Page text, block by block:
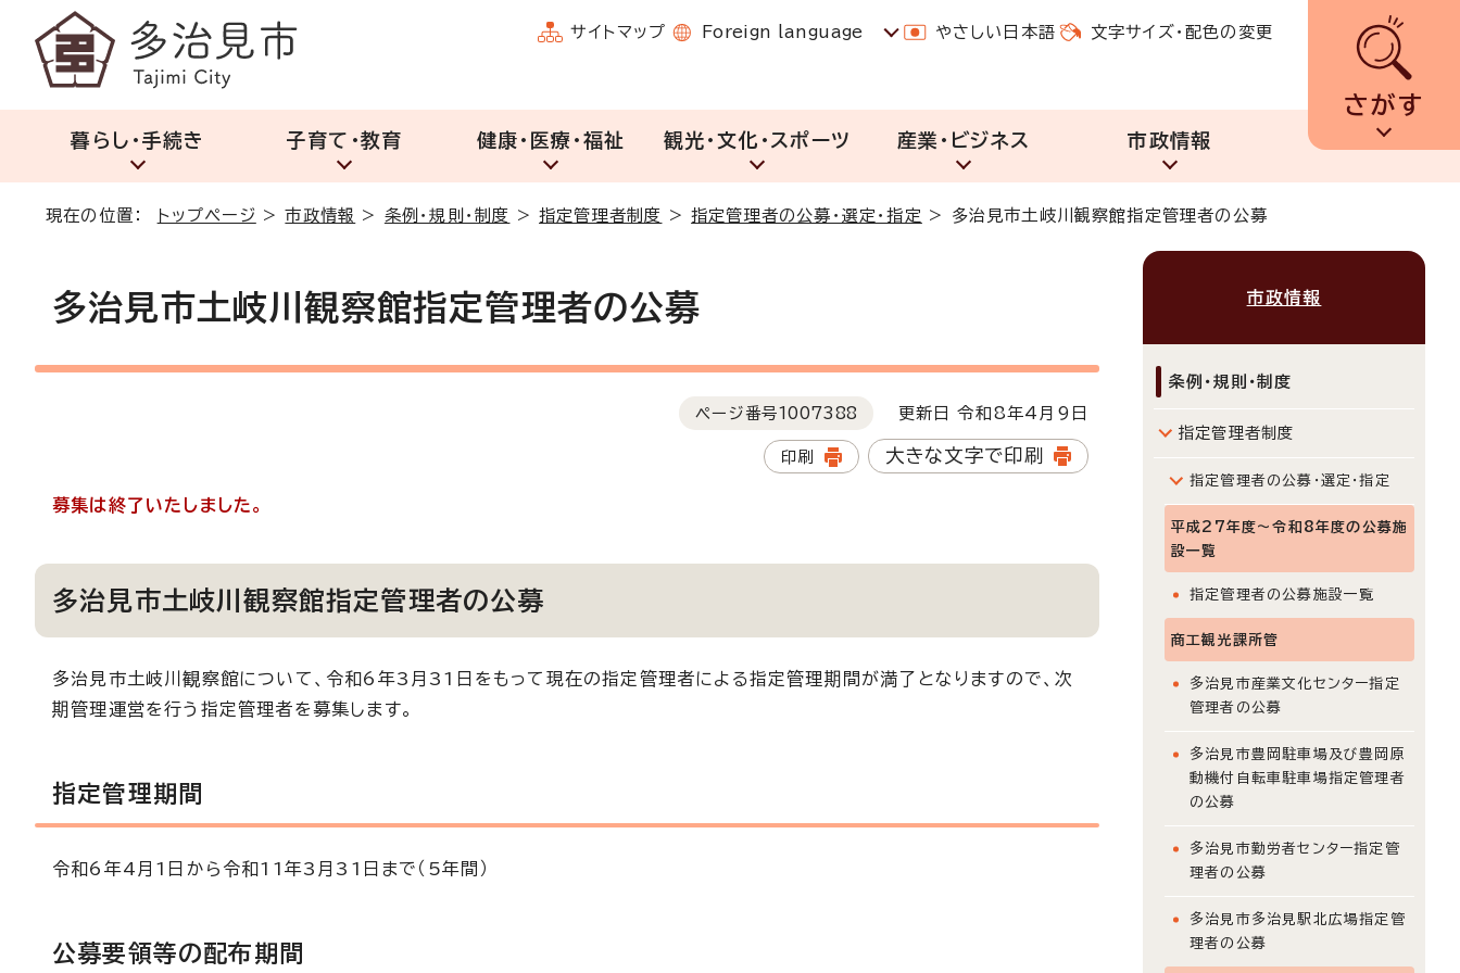
サイトマップ Foreign language やさしい日本語 文字サイズ・配色の変更
さがす
暮らし・手続き 子育て・教育 健康・医療・福祉 観光・文化・スポーツ 産業・ビジネス 市政情報
現在の位置： トップページ >市政情報 > 条例・規則・制度 >指定管理者制度 >指定管理者の公募・選定・指定 > 多治見市土岐川観察館指定管理者の公募
多治見市土岐川観察館指定管理者の公募
ページ番号1007388 更新日 令和8年4月9日
印刷 大きな文字で印刷
募集は終了いたしました。
多治見市土岐川観察館指定管理者の公募
多治見市土岐川観察館について、令和6年3月31日をもって現在の指定管理者による指定管理期間が満了となりますので、次
期管理運営を行う指定管理者を募集します。
指定管理期間
令和6年4月1日から令和11年3月31日まで（5年間）
公募要領等の配布期間
市政情報
条例・規則・制度
指定管理者制度
指定管理者の公募・選定・指定
平成27年度～令和8年度の公募施
設一覧
指定管理者の公募施設一覧
商工観光課所管
多治見市産業文化センター指定
管理者の公募
多治見市豊岡駐車場及び豊岡原
動機付自転車駐車場指定管理者
の公募
多治見市勤労者センター指定管
理者の公募
多治見市多治見駅北広場指定管
理者の公募